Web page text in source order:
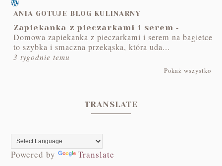
ANIA GOTUJE BLOG KULINARNY
Zapiekanka z pieczarkami i serem -
Domowa zapiekanka z pieczarkami i serem na bagietce
to szybka i smaczna przekąska, która uda...
3 tygodnie temu
Pokaż wszystko
TRANSLATE
Powered by Translate